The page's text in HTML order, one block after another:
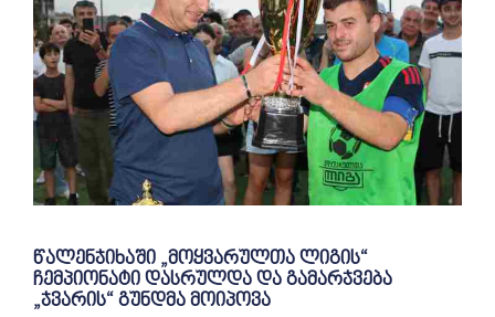
წალენჯიხაში „მოყვარულთა ლიგის“
ჩემპიონატი დასრულდა და გამარჯვება
„ჯვარის“ გუნდმა მოიპოვა